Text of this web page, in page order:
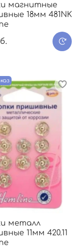
магнитные
18мм 481NK
металл
11мм 420.11